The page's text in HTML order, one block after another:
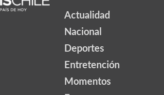
Actualidad
Nacional
Deportes
Entretención
Momentos